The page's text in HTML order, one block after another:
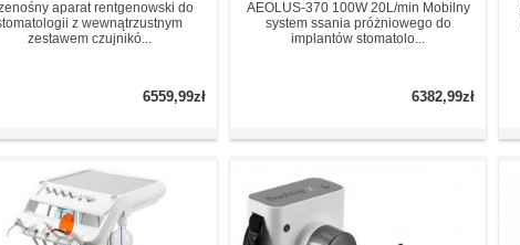
aparat rentgenowski do
z wewnątrzustnym
zestawem czujnikó...
6559,99zł
AEOLUS-370 100W 20L/min Mobilny
system ssania próżniowego do
implantów stomatolo...
6382,99zł